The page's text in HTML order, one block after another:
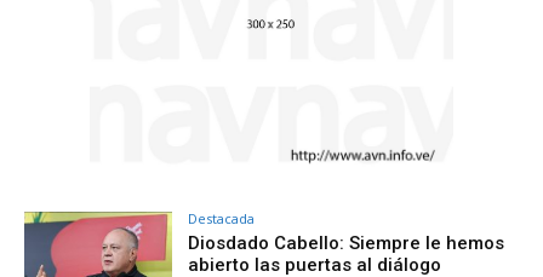
Destacada
Diosdado Cabello: Siempre le hemos
abierto las puertas al diálogo